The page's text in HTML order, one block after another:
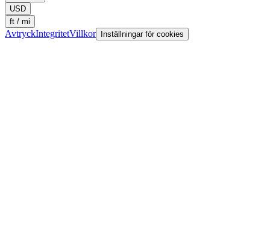
USD
ft / mi
AvtryckIntegritetVillkor Inställningar för cookies